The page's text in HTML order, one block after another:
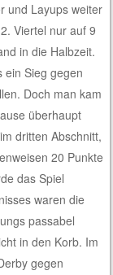
und Layups weiter
Viertel nur auf 9
in die Halbzeit.
ein Sieg gegen
Doch man kam
überhaupt
dritten Abschnitt,
20 Punkte
das Spiel
waren die
passabel
in den Korb. Im
gegen